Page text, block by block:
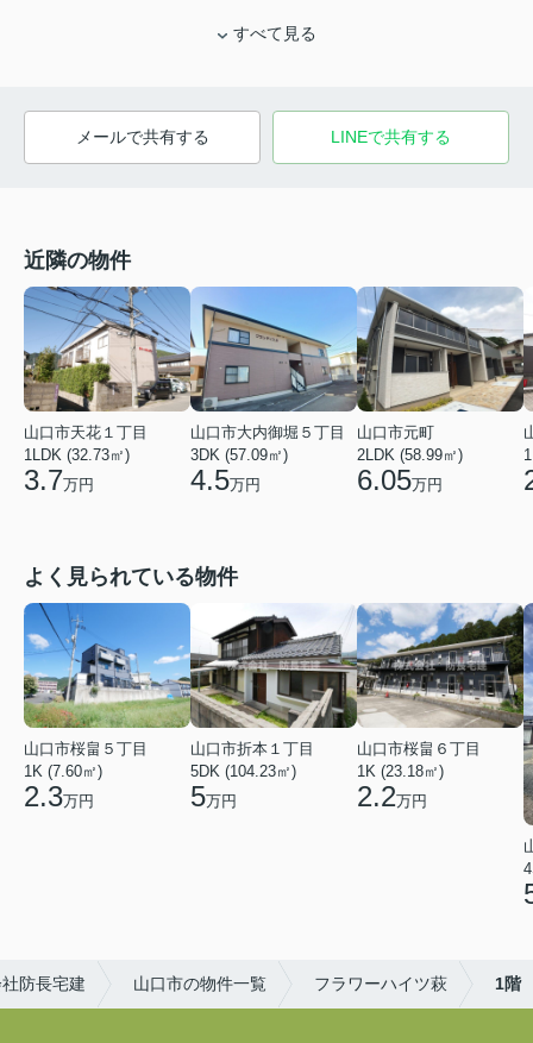
すべて見る
メールで共有する LINEで共有する
近隣の物件
山口市天花１丁目
1LDK (32.73㎡)
3.7万円
山口市大内御堀５丁目
3DK (57.09㎡)
4.5万円
山口市元町
2LDK (58.99㎡)
6.05万円
よく見られている物件
山口市桜畠５丁目
1K (7.60㎡)
2.3万円
山口市折本１丁目
5DK (104.23㎡)
5万円
山口市桜畠６丁目
1K (23.18㎡)
2.2万円
防長宅建 山口市の物件一覧 フラワーハイツ萩 1階